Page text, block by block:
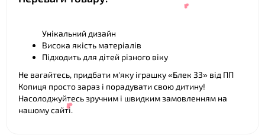
Унікальний дизайн
Висока якість матеріалів
Підходить для дітей різного віку
Не вагайтесь, придбати м'яку іграшку «Блек 33» від ПП
Копиця просто зараз і порадувати свою дитину!
Насолоджуйтесь зручним і швидким замовленням на
нашому сайті.
❤